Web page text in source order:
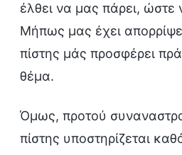
έλθει να μας πάρει,
Μήπως μας έχει
πίστης μάς προσφέρει
θέμα.
Όμως, προτού
πίστης υποστηρίζεται